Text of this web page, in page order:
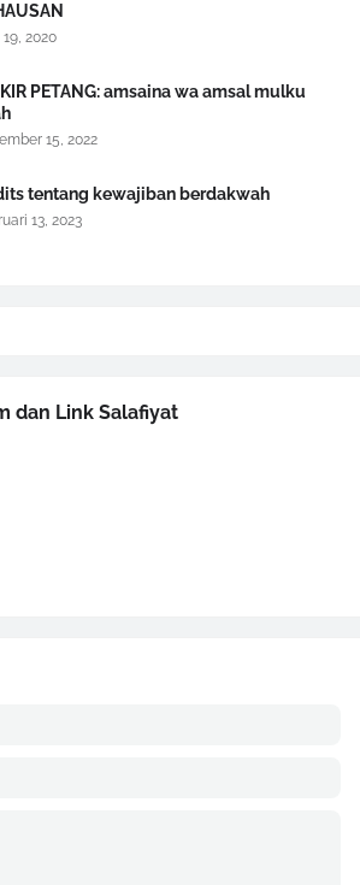
2020
PETANG: amsaina wa amsal mulku
15, 2022
tentang kewajiban berdakwah
13, 2023
dan Link Salafiyat